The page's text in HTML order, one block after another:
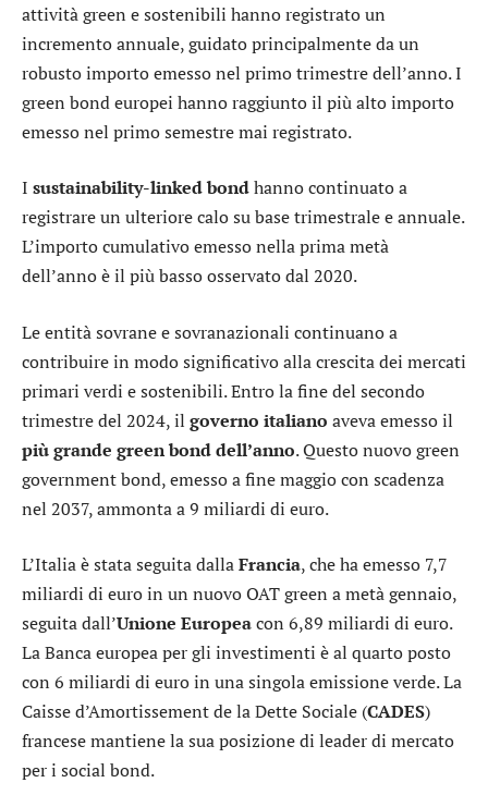
attività green e sostenibili hanno registrato un
incremento annuale, guidato principalmente da un
robusto importo emesso nel primo trimestre dell’anno. I
green bond europei hanno raggiunto il più alto importo
emesso nel primo semestre mai registrato.
I sustainability-linked bondhanno continuato a
registrare un ulteriore calo su base trimestrale e annuale.
L’importo cumulativo emesso nella prima metà
dell’anno è il più basso osservato dal 2020.
Le entità sovrane e sovranazionali continuano a
contribuire in modo significativo alla crescita dei mercati
primari verdi e sostenibili. Entro la fine del secondo
trimestre del 2024, il governo italiano aveva emesso il
più grande green bond dell’anno. Questo nuovo green
government bond, emesso a fine maggio con scadenza
nel 2037, ammonta a 9 miliardi di euro.
L’Italia è stata seguita dallaFrancia, che ha emesso 7,7
miliardi di euro in un nuovo OAT green a metà gennaio,
seguita dall’Unione Europeacon 6,89 miliardi di euro.
La Banca europea per gli investimenti è al quarto posto
con 6 miliardi di euro in una singola emissione verde. La
Caisse d’Amortissement de la Dette Sociale (CADES)
francese mantiene la sua posizione di leader di mercato
per i social bond.